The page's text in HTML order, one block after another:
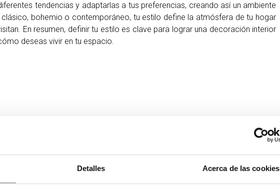
Detalles Acerca de las cookies
tendencias y adaptarlas a tus preferencias, creando así un ambiente
bohemio o contemporáneo, tu estilo define la atmósfera de tu hogar
En resumen, definir tu estilo es clave para lograr una decoración interior
deseas vivir en tu espacio.